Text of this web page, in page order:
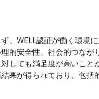
、WELL認証が働く環境
的安全性、社会的つな
しても満足度が高いこ
果が得られており、包